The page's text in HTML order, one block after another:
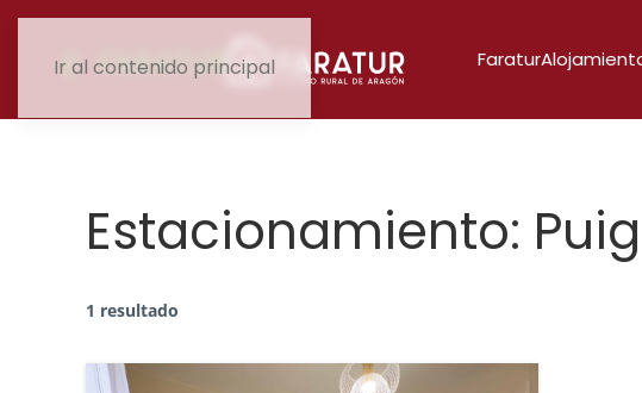
Ir al contenido principal Faratur
Estacionamiento:
1 resultado